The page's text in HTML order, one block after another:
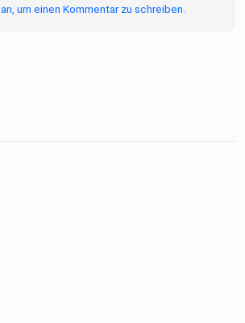
um einen Kommentar zu schreiben.